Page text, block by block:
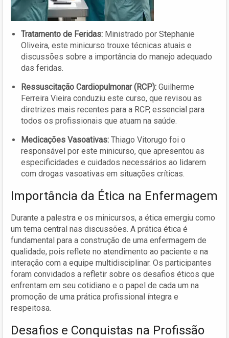
Tratamento de Feridas: Ministrado por Stephanie
Oliveira, este minicurso trouxe técnicas atuais e
discussões sobre a importância do manejo adequado
das feridas.
Ressuscitação Cardiopulmonar (RCP): Guilherme
Ferreira Vieira conduziu este curso, que revisou as
diretrizes mais recentes para a RCP, essencial para
todos os profissionais que atuam na saúde.
Medicações Vasoativas: Thiago Vitorugo foi o
responsável por este minicurso, que apresentou as
especificidades e cuidados necessários ao lidarem
com drogas vasoativas em situações críticas.
Importância da Ética na Enfermagem
Durante a palestra e os minicursos, a ética emergiu como
um tema central nas discussões. A prática ética é
fundamental para a construção de uma enfermagem de
qualidade, pois reflete no atendimento ao paciente e na
interação com a equipe multidisciplinar. Os participantes
foram convidados a refletir sobre os desafios éticos que
enfrentam em seu cotidiano e o papel de cada um na
promoção de uma prática profissional íntegra e
respeitosa.
Desafios e Conquistas na Profissão